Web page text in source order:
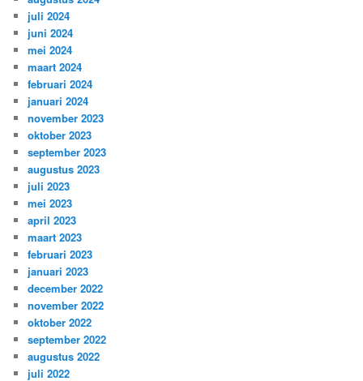
juli 2024
juni 2024
mei 2024
maart 2024
februari 2024
januari 2024
november 2023
oktober 2023
september 2023
augustus 2023
juli 2023
mei 2023
april 2023
maart 2023
februari 2023
januari 2023
december 2022
november 2022
oktober 2022
september 2022
augustus 2022
juli 2022